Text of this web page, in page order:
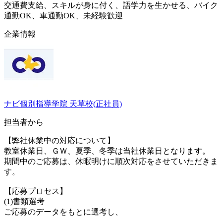
交通費支給、スキルが身に付く、語学力を生かせる、バイク
通勤OK、車通勤OK、未経験歓迎
企業情報
ナビ個別指導学院 天草校(正社員)
担当者から
【弊社休業中の対応について】
教室休業日、ＧＷ、夏季、冬季は当社休業日となります。
期間中のご応募は、休暇明けに順次対応をさせていただきま
す。
【応募プロセス】
(1)書類選考
ご応募のデータをもとに選考し、